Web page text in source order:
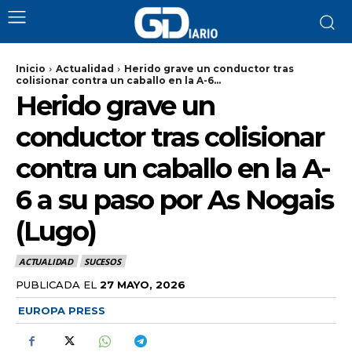
Inicio Actualidad
Herido grave un conductor tras
colisionar contra un caballo en la A-6...
Herido grave un
conductor tras colisionar
contra un caballo en la A-
6 a su paso por As Nogais
(Lugo)
ACTUALIDAD SUCESOS
PUBLICADA EL 27 MAYO, 2026
EUROPA PRESS